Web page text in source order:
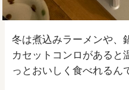
冬は煮込みラーメンや、
カセットコンロがあると
っとおいしく食べれるん